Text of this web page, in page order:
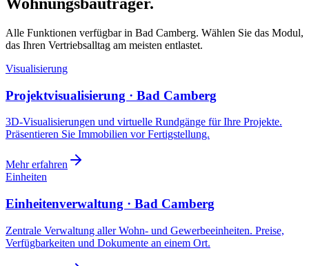
Alle Funktionen verfügbar in Bad Camberg. Wählen Sie das Modul,
das Ihren Vertriebsalltag am meisten entlastet.
Visualisierung
Projektvisualisierung · Bad Camberg
3D-Visualisierungen und virtuelle Rundgänge für Ihre Projekte.
Präsentieren Sie Immobilien vor Fertigstellung.
Mehr erfahren
Einheiten
Einheitenverwaltung · Bad Camberg
Zentrale Verwaltung aller Wohn- und Gewerbeeinheiten. Preise,
Verfügbarkeiten und Dokumente an einem Ort.